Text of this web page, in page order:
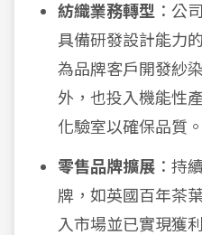
紡織業務轉型 ：公
具備研發設計能力
為品牌客戶開發紗
外，也投入機能性
化驗室以確保品質。
零售品牌擴展 ：持
牌，如英國百年茶
入市場並已實現獲